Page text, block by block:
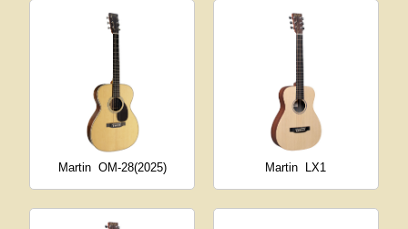
Martin OM-28(2025) Martin LX1